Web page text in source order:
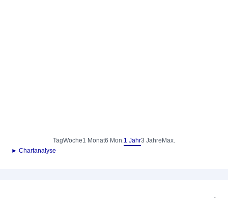
TagWoche1 Monat6 Mon.1 Jahr3 Jahre Max.
► Chartanalyse
-